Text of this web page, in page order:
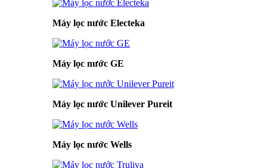
Máy lọc nước Electeka
Máy lọc nước GE
Máy lọc nước Unilever Pureit
Máy lọc nước Wells